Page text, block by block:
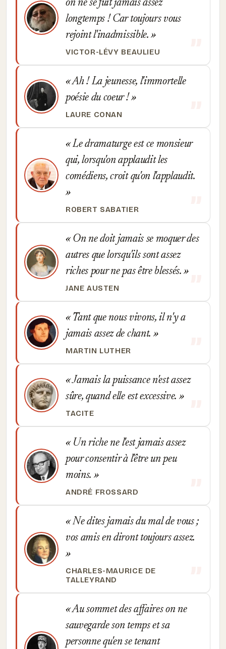
on ne se fuit jamais assez
longtemps ! Car toujours vous
rejoint l'inadmissible.
VICTOR-LÉVY BEAULIEU
Ah ! La jeunesse, l'immortelle
poésie du coeur !
LAURE CONAN
Le dramaturge est ce monsieur
qui, lorsqu'on applaudit les
comédiens, croit qu'on l'applaudit.
ROBERT SABATIER
On ne doit jamais se moquer des
autres que lorsqu'ils sont assez
riches pour ne pas être blessés.
JANE AUSTEN
Tant que nous vivons, il n'y a
jamais assez de chant.
MARTIN LUTHER
Jamais la puissance n'est assez
sûre, quand elle est excessive.
TACITE
Un riche ne l'est jamais assez
pour consentir à l'être un peu
moins.
ANDRÉ FROSSARD
Ne dites jamais du mal de vous ;
vos amis en diront toujours assez.
CHARLES-MAURICE DE
TALLEYRAND
Au sommet des affaires on ne
sauvegarde son temps et sa
personne qu'en se tenant